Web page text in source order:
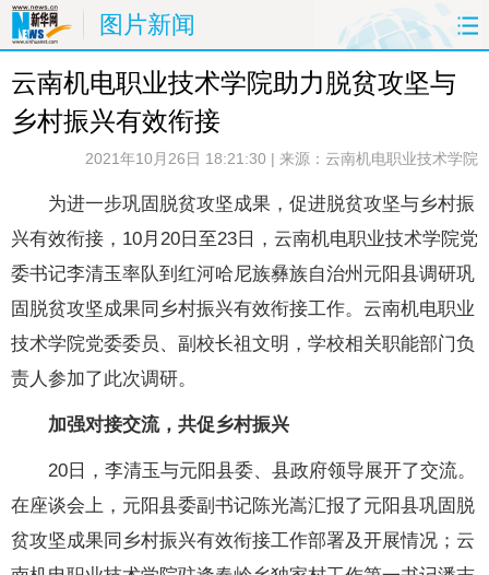
图片新闻
首页 要闻 原创 看云南
政务 旅游
健康 社会 图片 经济
服务 云南故事 云南青年说 风味云南
返回PC
云南机电职业技术学院助力脱贫攻坚与
乡村振兴有效衔接
2021年10月26日 18:21:30 | 来源：云南机电职业技术学院
为进一步巩固脱贫攻坚成果，促进脱贫攻坚与乡村振
兴有效衔接，10月20日至23日，云南机电职业技术学院党
委书记李清玉率队到红河哈尼族彝族自治州元阳县调研巩
固脱贫攻坚成果同乡村振兴有效衔接工作。云南机电职业
技术学院党委委员、副校长祖文明，学校相关职能部门负
责人参加了此次调研。
加强对接交流，共促乡村振兴
20日，李清玉与元阳县委、县政府领导展开了交流。
在座谈会上，元阳县委副书记陈光嵩汇报了元阳县巩固脱
贫攻坚成果同乡村振兴有效衔接工作部署及开展情况；云